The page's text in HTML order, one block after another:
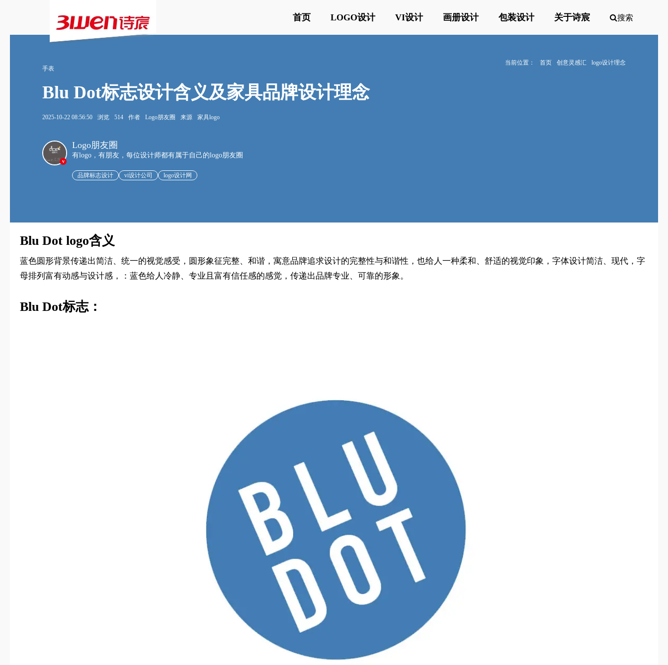
首页 LOGO设计 VI设计 画册设计 包装设计 关于诗宸 搜索
当前位置： 首页 创意灵感汇
logo设计理念
手表
Blu Dot标志设计含义及家具品牌设计理念
2025-10-22 08:56:50 浏览 514 作者 Logo朋友圈 来源 家具logo
v
Logo朋友圈
有logo，有朋友，每位设计师都有属于自己的logo朋友圈
品牌标志设计 vi设计公司 logo设计网
Blu Dot logo含义
蓝色圆形背景传递出简洁、统一的视觉感受，圆形象征完整、和谐，寓意品牌追求设计的完整性与和谐性，也给人一种柔和、舒适的视觉印象，字体设计简洁、现代，字
母排列富有动感与设计感，：蓝色给人冷静、专业且富有信任感的感觉，传递出品牌专业、可靠的形象。
Blu Dot标志：